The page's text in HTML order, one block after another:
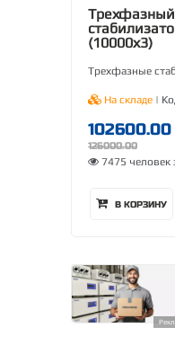
(10000х3)
Трехфазные
На складе |
102600.00
126000.00
7475 человек
В КОРЗИНУ